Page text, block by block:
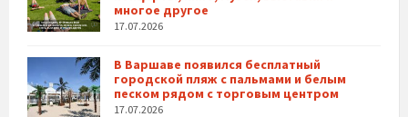
многое другое
17.07.2026
В Варшаве появился бесплатный
городской пляж с пальмами и белым
песком рядом с торговым центром
17.07.2026